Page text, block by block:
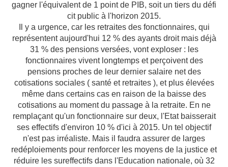
gagner l'équivalent de 1 point de PIB, soit un tiers du défi
cit public à l'horizon 2015.
Il y a urgence, car les retraites des fonctionnaires, qui
représentent aujourd'hui 12 % des ayants droit mais déjà
31 % des pensions versées, vont exploser : les
fonctionnaires vivent longtemps et perçoivent des
pensions proches de leur dernier salaire net des
cotisations sociales ( santé et retraites ), et plus élevées
même dans certains cas en raison de la baisse des
cotisations au moment du passage à la retraite. En ne
remplaçant qu'un fonctionnaire sur deux, l'Etat baisserait
ses effectifs d'environ 10 % d'ici à 2015. Un tel objectif
n'est pas irréaliste. Mais il faudra assurer de larges
redéploiements pour renforcer les moyens de la justice et
réduire les sureffectifs dans l'Education nationale, où 32